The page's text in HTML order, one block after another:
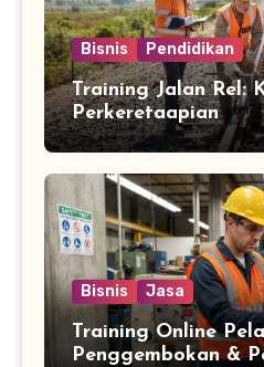
Bisnis Pendidikan
Training Jalan Rel:
Perkeretaapian
Bisnis Jasa
Training Online
Penggembokan &